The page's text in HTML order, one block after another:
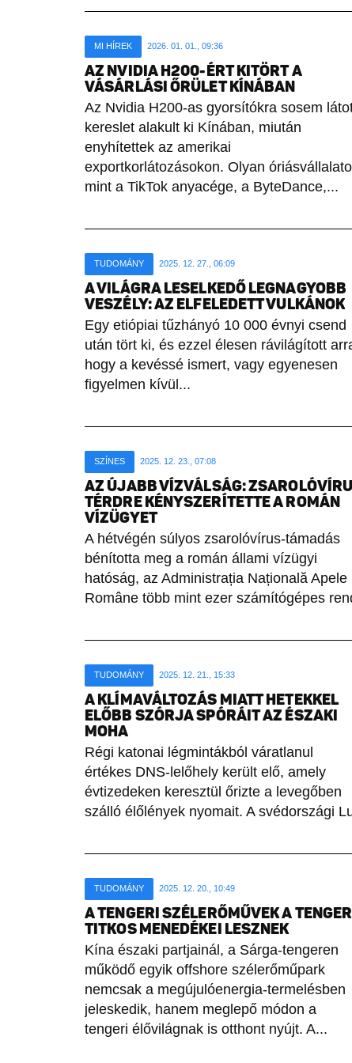
MI HÍREK 2026. 01. 01., 09:36
AZ NVIDIA H200-ÉRT KITÖRT A
VÁSÁRLÁSI ŐRÜLET KÍNÁBAN
Az Nvidia H200-as gyorsítókra sosem
kereslet alakult ki Kínában, miután
enyhítettek az amerikai
exportkorlátozásokon. Olyan
mint a TikTok anyacége, a ByteDance,...
TUDOMÁNY 2025. 12. 27., 06:09
A VILÁGRA LESELKEDŐ LEGNAGYOBB
VESZÉLY: AZ ELFELEDETT VULKÁNOK
Egy etiópiai tűzhányó 10 000 évnyi csend
után tört ki, és ezzel élesen rávilágított
hogy a kevéssé ismert, vagy egyenesen
figyelmen kívül...
SZÍNES 2025. 12. 23., 07:08
AZ ÚJABB VÍZVÁLSÁG:
TÉRDRE KÉNYSZERÍTETTE A ROMÁN
VÍZÜGYET
A hétvégén súlyos zsarolóvírus-támadás
bénította meg a román állami vízügyi
hatóság, az Administrația Națională Apele
Române több mint ezer számítógépes
TUDOMÁNY 2025. 12. 21., 15:33
A KLÍMAVÁLTOZÁS MIATT HETEKKEL
ELŐBB SZÓRJA SPÓRÁIT AZ ÉSZAKI
MOHA
Régi katonai légmintákból váratlanul
értékes DNS-lelőhely került elő, amely
évtizedeken keresztül őrizte a levegőben
szálló élőlények nyomait. A svédországi
TUDOMÁNY 2025. 12. 20., 10:49
A TENGERI SZÉLERŐMŰVEK A TENGER
TITKOS MENEDÉKEI LESZNEK
Kína északi partjainál, a Sárga-tengeren
működő egyik offshore szélerőműpark
nemcsak a megújulóenergia-termelésben
jeleskedik, hanem meglepő módon a
tengeri élővilágnak is otthont nyújt. A...